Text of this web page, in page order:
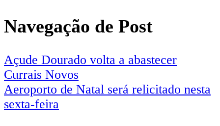
Navegação de Post
Açude Dourado volta a abastecer
Currais Novos
Aeroporto de Natal será relicitado nesta
sexta-feira